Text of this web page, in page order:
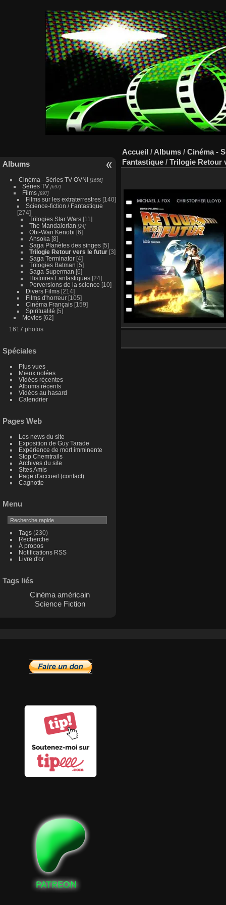
Albums
Cinéma - Séries TV OVNI [1656]
Séries TV [697]
Films [897]
Films sur les extraterrestres [140]
Science-fiction / Fantastique
[274]
Trilogies Star Wars [11]
The Mandalorian [24]
Obi-Wan Kenobi [6]
Ahsoka [8]
Saga Planètes des singes [5]
Trilogie Retour vers le futur [3]
Saga Terminator [4]
Trilogies Batman [5]
Saga Superman [6]
Histoires Fantastiques [24]
Perversions de la science [10]
Divers Films [214]
Films d'horreur [105]
Cinéma Français [159]
Spiritualité [5]
Movies [62]
1617 photos
Spéciales
Plus vues
Mieux notées
Vidéos récentes
Albums récents
Vidéos au hasard
Calendrier
Pages Web
Les news du site
Exposition de Guy Tarade
Expérience de mort imminente
Stop Chemtrails
Archives du site
Sites Amis
Page d'accueil (contact)
Cagnotte
Menu
Tags(230)
Recherche
À propos
Notifications RSS
Livre d'or
Tags liés
Cinéma américain
Science Fiction
Accueil / Albums / Cinéma -
Fantastique / Trilogie Retour